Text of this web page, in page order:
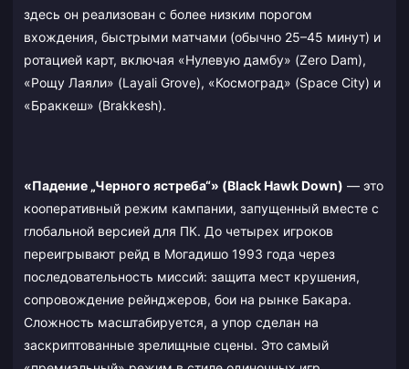
здесь он реализован с более низким порогом
вхождения, быстрыми матчами (обычно 25–45 минут) и
ротацией карт, включая «Нулевую дамбу» (Zero Dam),
«Рощу Лаяли» (Layali Grove), «Космоград» (Space City) и
«Браккеш» (Brakkesh).
«Падение „Черного ястреба“» (Black Hawk Down) — это
кооперативный режим кампании, запущенный вместе с
глобальной версией для ПК. До четырех игроков
переигрывают рейд в Могадишо 1993 года через
последовательность миссий: защита мест крушения,
сопровождение рейнджеров, бои на рынке Бакара.
Сложность масштабируется, а упор сделан на
заскриптованные зрелищные сцены. Это самый